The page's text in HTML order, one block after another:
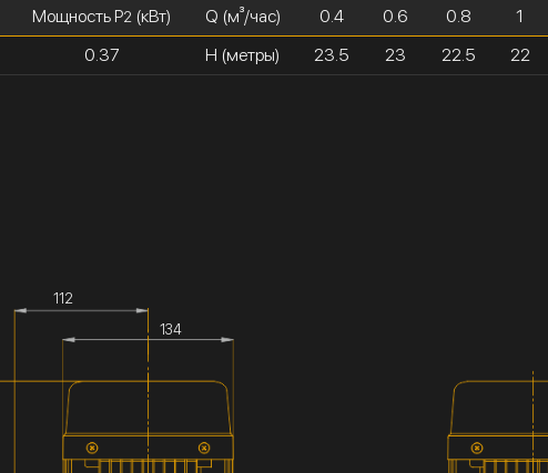
Мощность P2 (кВт)
0.37
Q (м³/час)
H (метры)
0.4
23.5
0.6
23
0.8
22.5
1
22
112
134